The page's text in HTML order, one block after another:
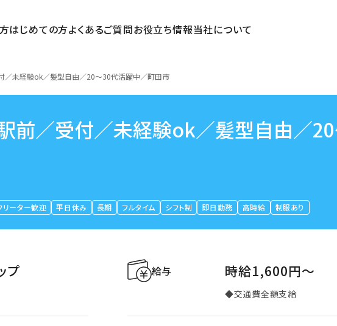
はじめての方よくあるご質問お役立ち情報当社について
／未経験ok／髪型自由／20～30代活躍中／町田市
駅前／受付／未経験ok／髪型自由／
リーター歓迎 平日休み 長期 フルタイム シフト制 即日勤務 高時給 制服あり
プ 給与 時給1,600円〜
◆交通費全額支給